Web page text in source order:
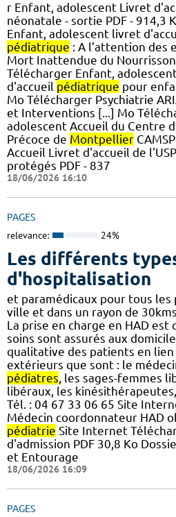
r Enfant, adolescent Livret
néonatale - sortie PDF - 914,3
Enfant, adolescent livret
pédiatrique : A l’attention des
Mort Inattendue du Nourrisson
Télécharger Enfant,
d'accueil pédiatrique pour
Mo Télécharger Psychiatrie
et Interventions [...] Mo
adolescent Accueil du Centre
Précoce de Montpellier
Accueil Livret d'accueil de
protégés PDF - 837
18/06/2026 16:10
PAGES
relevance: 24%
Les différents
d'hospitalisation
et paramédicaux pour tous les
ville et dans un rayon de
La prise en charge en HAD
soins sont assurés aux
qualitative des patients en
extérieurs que sont : le
pédiatres, les sages-femmes
libéraux, les
Tél. : 04 67 33 06 65 Site
Médecin coordonnateur HAD
pédiatrie Site Internet
d'admission PDF 30,8 Ko
et Entourage
18/06/2026 16:09
PAGES